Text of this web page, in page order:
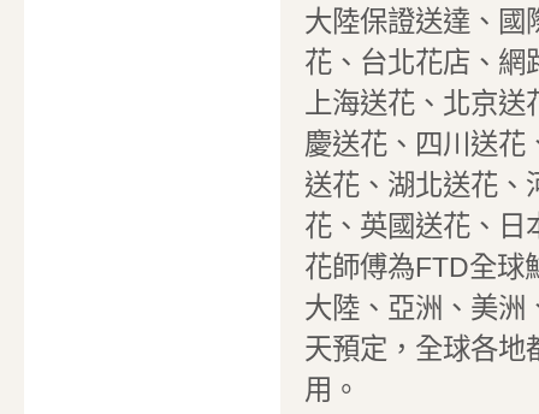
大陸保證送達、國
花、台北花店、網
上海送花、北京
慶送花、四川送花
送花、湖北送花、
花、英國送花、日
花師傅為FTD全球
大陸、亞洲、美洲
天預定，全球各地
用。